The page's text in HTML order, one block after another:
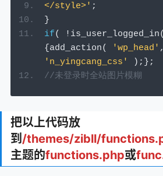
</style>' ;
}
if( ! is_user_logged_in
{ add_action( 'wp_head' ,
'n_yingcang_css'
);};
//未登录时全站图片模糊
把以上代码放
到 /themes/zibll/
主题的functions.php或